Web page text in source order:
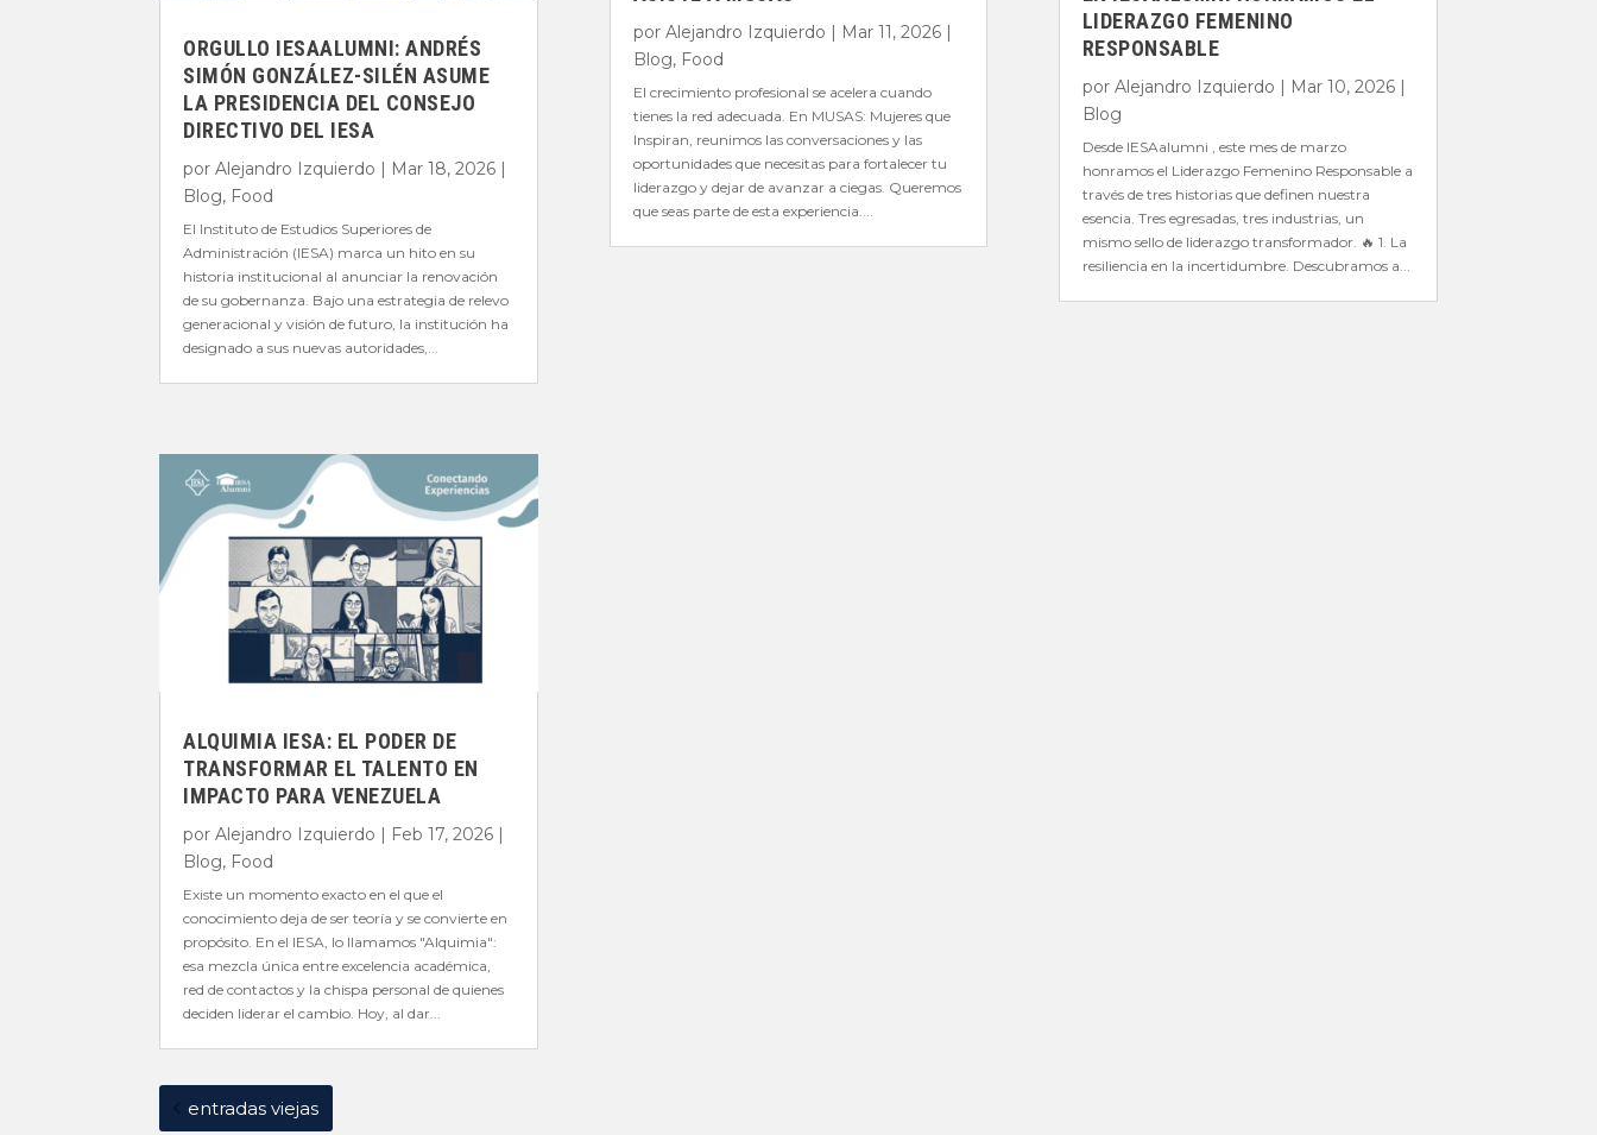
ORGULLO IESAALUMNI: ANDRÉS
SIMÓN GONZÁLEZ-SILÉN ASUME
LA PRESIDENCIA DEL CONSEJO
DIRECTIVO DEL IESA
porAlejandro Izquierdo | Mar 18, 2026 |
Blog, Food
El Instituto de Estudios Superiores de
Administración (IESA) marca un hito en su
historia institucional al anunciar la renovación
de su gobernanza. Bajo una estrategia de relevo
generacional y visión de futuro, la institución ha
designado a sus nuevas autoridades,...
ALQUIMIA IESA: EL PODER DE
TRANSFORMAR EL TALENTO EN
IMPACTO PARA VENEZUELA
porAlejandro Izquierdo | Feb 17, 2026 |
Blog, Food
Existe un momento exacto en el que el
conocimiento deja de ser teoría y se convierte en
propósito. En el IESA, lo llamamos "Alquimia":
esa mezcla única entre excelencia académica,
red de contactos y la chispa personal de quienes
deciden liderar el cambio. Hoy, al dar...
por Alejandro Izquierdo | Mar 11, 2026|
Blog, Food
El crecimiento profesional se acelera cuando
tienes la red adecuada. En MUSAS: Mujeres que
Inspiran, reunimos las conversaciones y las
oportunidades que necesitas para fortalecer tu
liderazgo y dejar de avanzar a ciegas. Queremos
que seas parte de esta experiencia....
LIDERAZGO FEMENINO
RESPONSABLE
por Alejandro Izquierdo | Mar 10, 2026|
Blog
Desde IESAalumni , este mes de marzo
honramos el Liderazgo Femenino Responsable a
través de tres historias que definen nuestra
esencia. Tres egresadas, tres industrias, un
mismo sello de liderazgo transformador. 🔥 1. La
resiliencia en la incertidumbre. Descubramos a...
entradas viejas